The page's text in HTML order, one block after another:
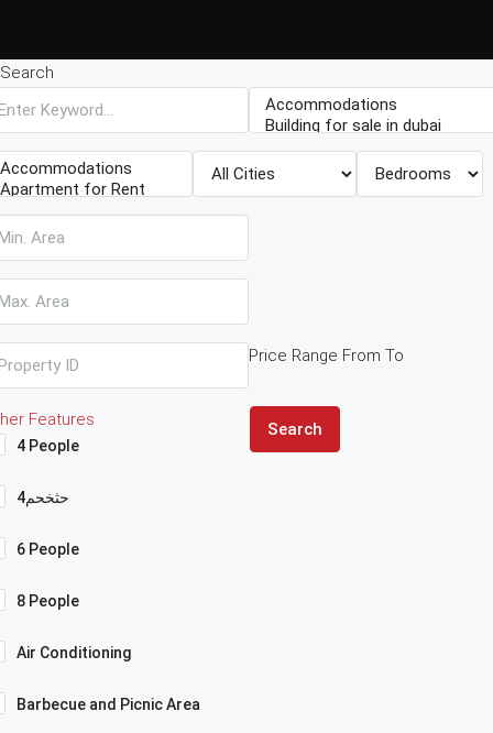
Search
Price Range From To
Features
4 People
4حثخحم
6 People
8 People
Air Conditioning
Barbecue and Picnic Area
Search